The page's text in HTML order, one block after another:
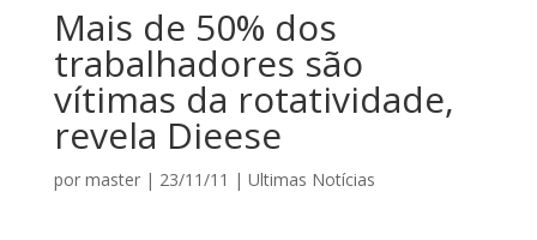
Mais de 50% dos
trabalhadores são
vítimas da rotatividade,
revela Dieese
por master| 23/11/11 | Ultimas Notícias